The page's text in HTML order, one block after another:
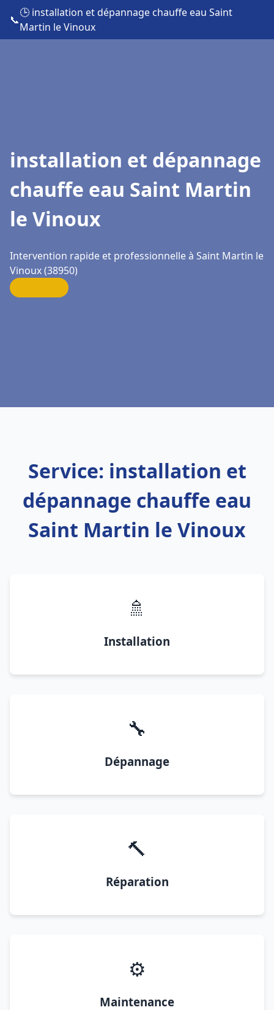
📞
🕒 installation et dépannage chauffe eau Saint
Martin le Vinoux
installation et dépannage
chauffe eau Saint Martin
le Vinoux
Intervention rapide et professionnelle à Saint Martin le
Vinoux (38950)
Service: installation et
dépannage chauffe eau
Saint Martin le Vinoux
🚿
Installation
🔧
Dépannage
🔨
Réparation
⚙️
Maintenance